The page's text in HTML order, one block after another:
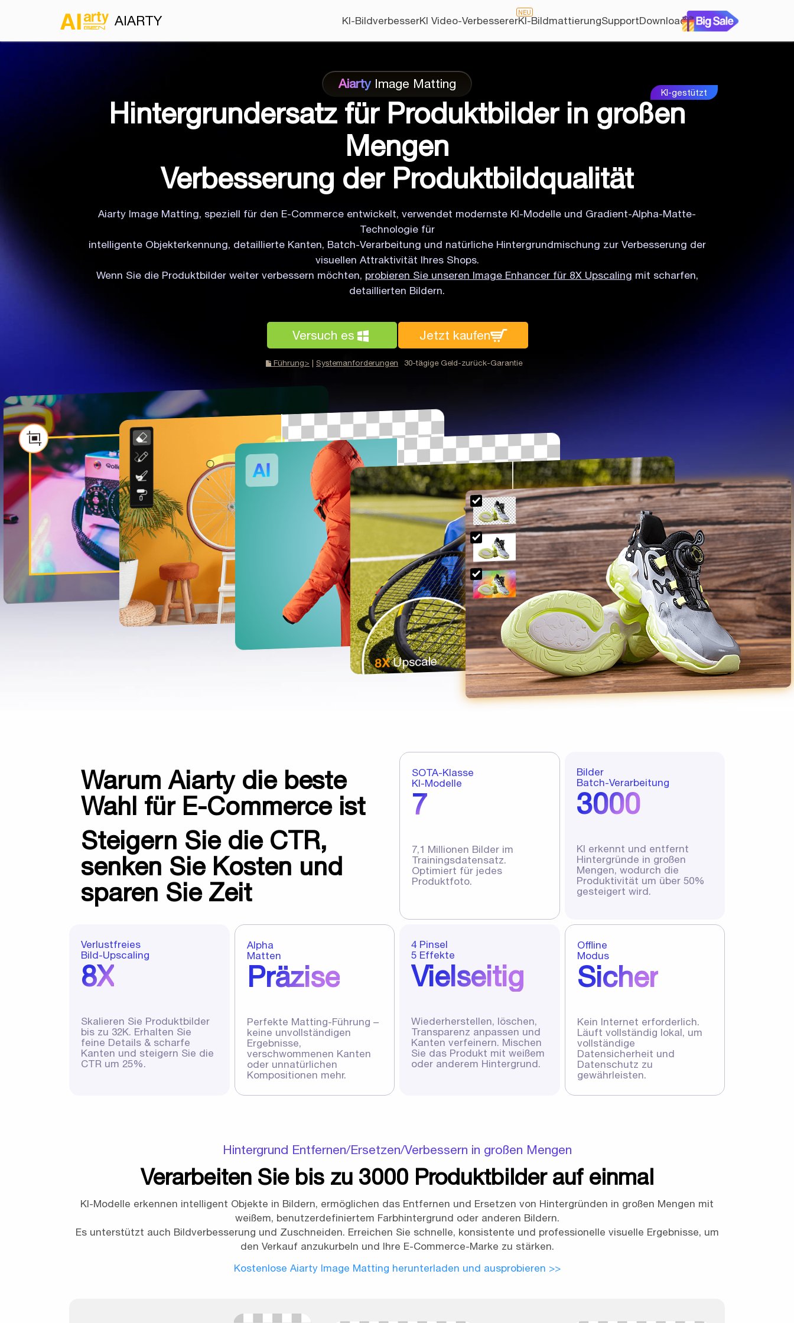
AIARTY KI-BildverbesserKI Video-Verbesserer
NEU
KI-BildmattierungSupportDownload
AiartyImage Matting
Hintergrundersatz für Produktbilder in großen
Mengen
Verbesserung der Produktbildqualität
Aiarty Image Matting, speziell für den E-Commerce entwickelt, verwendet modernste KI-Modelle und Gradient-Alpha-Matte-
Technologie für
intelligente Objekterkennung, detaillierte Kanten, Batch-Verarbeitung und natürliche Hintergrundmischung zur Verbesserung der
visuellen Attraktivität Ihres Shops.
Wenn Sie die Produktbilder weiter verbessern möchten, probieren Sie unseren Image Enhancer für 8X Upscaling mit scharfen,
detaillierten Bildern.
Versuch es
Führung> | Systemanforderungen
Jetzt kaufen
30-tägige Geld-zurück-Garantie
Warum Aiarty die beste
Wahl für E-Commerce ist
Steigern Sie die CTR,
senken Sie Kosten und
sparen Sie Zeit
SOTA-Klasse
KI-Modelle
7
7,1 Millionen Bilder im
Trainingsdatensatz.
Optimiert für jedes
Produktfoto.
Bilder
Batch-Verarbeitung
3000
KI erkennt und entfernt
Hintergründe in großen
Mengen, wodurch die
Produktivität um über 50%
gesteigert wird.
Verlustfreies
Bild-Upscaling
8X
Skalieren Sie Produktbilder
bis zu 32K. Erhalten Sie
feine Details & scharfe
Kanten und steigern Sie die
CTR um 25%.
Alpha
Matten
Präzise
Perfekte Matting-Führung –
keine unvollständigen
Ergebnisse,
verschwommenen Kanten
oder unnatürlichen
Kompositionen mehr.
4 Pinsel
5 Effekte
Vielseitig
Wiederherstellen, löschen,
Transparenz anpassen und
Kanten verfeinern. Mischen
Sie das Produkt mit weißem
oder anderem Hintergrund.
Offline
Modus
Sicher
Kein Internet erforderlich.
Läuft vollständig lokal, um
vollständige
Datensicherheit und
Datenschutz zu
gewährleisten.
Hintergrund Entfernen/Ersetzen/Verbessern in großen Mengen
Verarbeiten Sie bis zu 3000 Produktbilder auf einmal
KI-Modelle erkennen intelligent Objekte in Bildern, ermöglichen das Entfernen und Ersetzen von Hintergründen in großen Mengen mit
weißem, benutzerdefiniertem Farbhintergrund oder anderen Bildern.
Es unterstützt auch Bildverbesserung und Zuschneiden. Erreichen Sie schnelle, konsistente und professionelle visuelle Ergebnisse, um
den Verkauf anzukurbeln und Ihre E-Commerce-Marke zu stärken.
Kostenlose Aiarty Image Matting herunterladen und ausprobieren >>